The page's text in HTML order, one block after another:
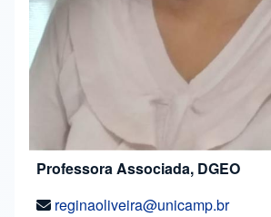
Professora Associada, DGEO
reginaoliveira@unicamp.br